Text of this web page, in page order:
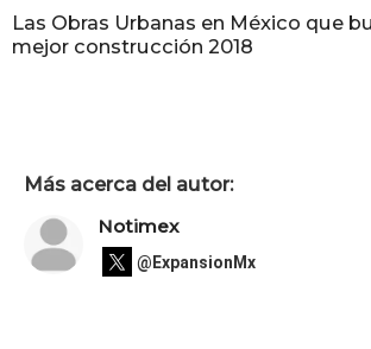
Las Obras Urbanas en México que
mejor construcción 2018
Más acerca del autor:
Notimex
@ExpansionMx